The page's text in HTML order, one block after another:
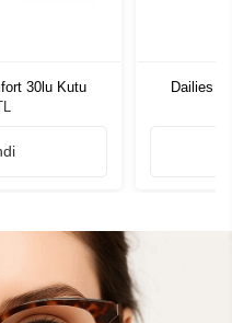
30lu Kutu
Dailies